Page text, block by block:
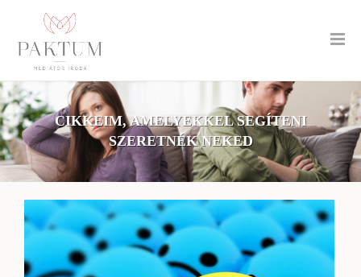
CIKKEIM, AMELYEKKEL SEGÍTENI
SZERETNÉK NEKED